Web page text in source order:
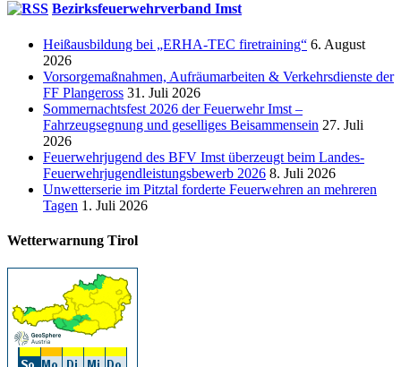
Bezirksfeuerwehrverband Imst
Heißausbildung bei „ERHA-TEC firetraining“ 6. August
2026
Vorsorgemaßnahmen, Aufräumarbeiten & Verkehrsdienste der
FF Plangeross 31. Juli 2026
Sommernachtsfest 2026 der Feuerwehr Imst –
Fahrzeugsegnung und geselliges Beisammensein 27. Juli
2026
Feuerwehrjugend des BFV Imst überzeugt beim Landes-
Feuerwehrjugendleistungsbewerb 2026 8. Juli 2026
Unwetterserie im Pitztal forderte Feuerwehren an mehreren
Tagen 1. Juli 2026
Wetterwarnung Tirol